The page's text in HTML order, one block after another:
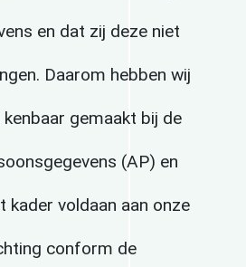
en dat zij deze niet
Daarom hebben wij
gemaakt bij de
(AP) en
kader voldaan aan onze
conform de